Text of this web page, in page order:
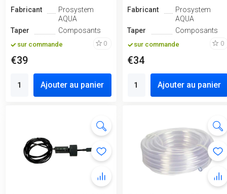
Fabricant
Prosystem
AQUA
Taper
Composants
sur commande 0
€39
Ajouter au panier
Fabricant
Prosystem
AQUA
Taper
Composants
sur commande 0
€34
Ajouter au panier